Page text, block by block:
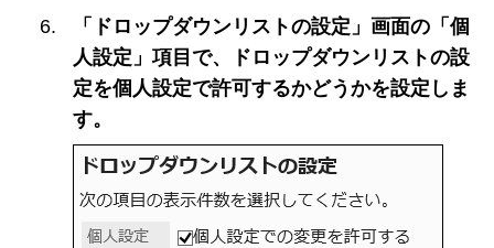
「ドロップダウンリストの設定」画面の「個
人設定」項目で、ドロップダウンリストの設
定を個人設定で許可するかどうかを設定しま
す。